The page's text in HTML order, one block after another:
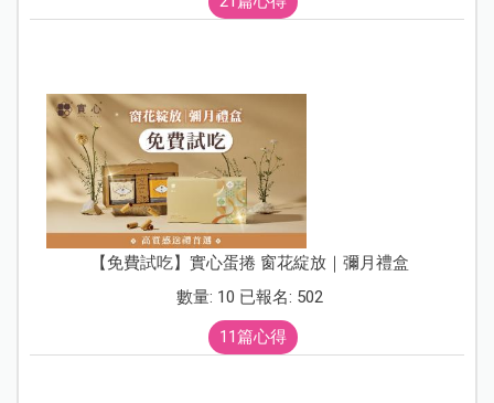
【免費試吃】實心蛋捲 窗花綻放｜彌月禮盒
數量: 10 已報名: 502
11篇心得